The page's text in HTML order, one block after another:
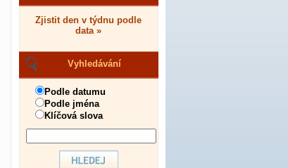
Zjistit den v týdnu podle
data »
Vyhledávání
Podle datumu
Podle jména
Klíčová slova